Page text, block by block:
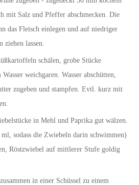
mit Salz und Pfeffer abschmecken. Die
das Fleisch einlegen und auf niedriger
lassen.
schälen, grobe Stücke
weichgaren. Wasser abschütten,
zugeben und stampfen. Evtl. kurz mit
in Mehl und Paprika gut wälzen.
sodass die Zwiebeln darin schwimmen)
Röstzwiebel auf mittlerer Stufe goldig
in einer Schüssel zu einem